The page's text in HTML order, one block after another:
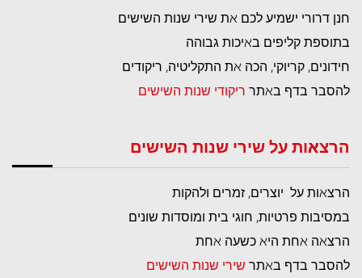
חנן דרורי ישמיע לכם את שירי שנות השישים
בתוספת קליפים באיכות גבוהה
חידונים, קריוקי, הכה את התקליטיה, ריקודים
להסבר בדף באתר ריקודי שנות השישים
הרצאות על שירי שנות השישים
הרצאות על יוצרים, זמרים ולהקות
במסיבות פרטיות, חוגי בית ומוסדות שונים
הרצאה אחת היא כשעה אחת
להסבר בדף באתר שירי שנות השישים